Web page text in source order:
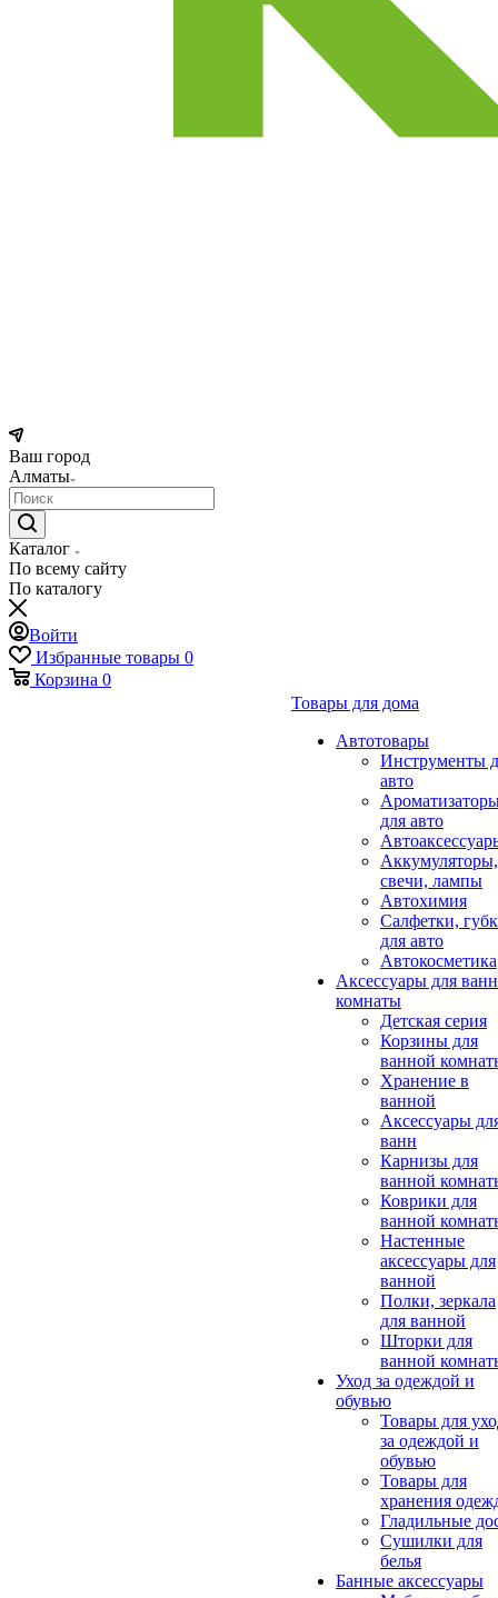
Ваш город
Алматы
Каталог
По всему сайту
По каталогу
Войти
Избранные товары 0
Корзина 0
Товары для дома
Автотовары
Инструменты
авто
для авто
Аккумуляторы,
свечи, лампы
Автохимия
Салфетки,
для авто
Автокосметика
Аксессуары для
комнаты
Детская серия
Корзины для
ванной
Хранение в
ванной
Аксессуары
ванн
Карнизы для
ванной
Коврики для
ванной
Настенные
аксессуары для
ванной
Полки, зеркала
для ванной
Шторки для
ванной
Уход за одеждой и
обувью
Товары для
за одеждой и
обувью
Товары для
хранения
Гладильные
Сушилки для
белья
Банные аксессуары